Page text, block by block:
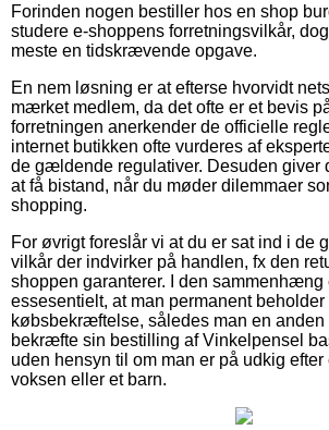
Forinden nogen bestiller hos en shop
studere e-shoppens forretningsvilkår,
meste en tidskrævende opgave.
En nem løsning er at efterse hvorvidt
mærket medlem, da det ofte er et bevis
forretningen anerkender de officielle
internet butikken ofte vurderes af
de gældende regulativer. Desuden giver
at få bistand, når du møder dilemmaer
shopping.
For øvrigt foreslår vi at du er sat ind i de
vilkår der indvirker på handlen, fx den
shoppen garanterer. I den sammenhæng
essesentielt, at man permanent beholder
købsbekræftelse, således man en
bekræfte sin bestilling af Vinkelpensel
uden hensyn til om man er på udkig efter
voksen eller et barn.